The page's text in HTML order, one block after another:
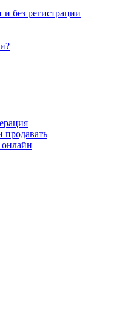
и без регистрации
продавать